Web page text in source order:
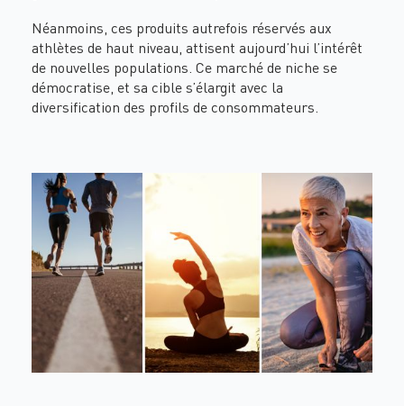
Néanmoins, ces produits autrefois réservés aux
athlètes de haut niveau, attisent aujourd’hui l’intérêt
de nouvelles populations. Ce marché de niche se
démocratise, et sa cible s’élargit avec la
diversification des profils de consommateurs.